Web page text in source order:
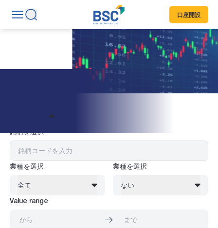
口座開設
銘柄を選択
業種を選択
全て
業種を選択
ない
Value range